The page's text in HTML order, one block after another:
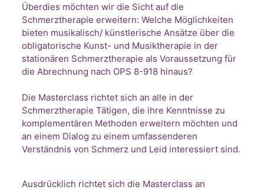
Überdies möchten wir die Sicht auf die
Schmerztherapie erweitern: Welche Möglichkeiten
bieten musikalisch/ künstlerische Ansätze über die
obligatorische Kunst- und Musiktherapie in der
stationären Schmerztherapie als Voraussetzung für
die Abrechnung nach OPS 8-918 hinaus?
Die Masterclass richtet sich an alle in der
Schmerztherapie Tätigen, die ihre Kenntnisse zu
komplementären Methoden erweitern möchten und
an einem Dialog zu einem umfassenderen
Verständnis von Schmerz und Leid interessiert sind.
Ausdrücklich richtet sich die Masterclass an